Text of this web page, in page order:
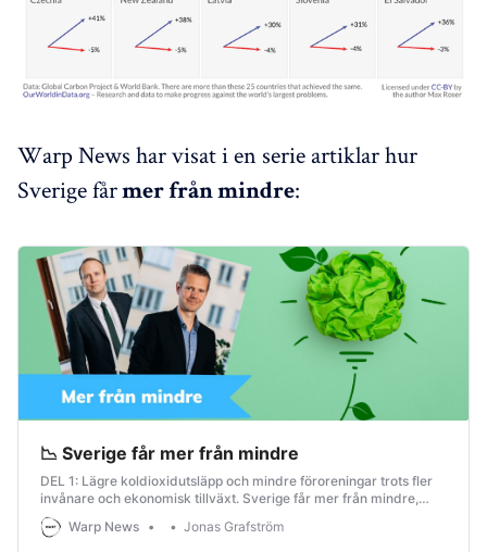
Warp News har visat i en serie artiklar hur
Sverige fårmer från mindre:
📉 Sverige får mer från mindre
DEL 1: Lägre koldioxidutsläpp och mindre föroreningar trots fler
invånare och ekonomisk tillväxt. Sverige får mer från mindre,
skriver Jonas Grafström och Christian Sandström.
Warp News Jonas Grafström